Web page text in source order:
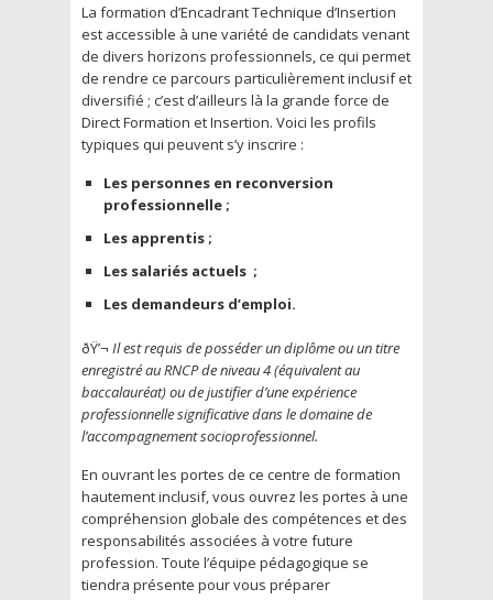
La formation d’Encadrant Technique d’Insertion
est accessible à une variété de candidats venant
de divers horizons professionnels, ce qui permet
de rendre ce parcours particulièrement inclusif et
diversifié ; c’est d’ailleurs là la grande force de
Direct Formation et Insertion. Voici les profils
typiques qui peuvent s’y inscrire :
Les personnes en reconversion
professionnelle ;
Les apprentis ;
Les salariés actuels ;
Les demandeurs d’emploi.
ðŸ’¬ Il est requis de posséder un diplôme ou un titre
enregistré au RNCP de niveau 4 (équivalent au
baccalauréat) ou de justifier d’une expérience
professionnelle significative dans le domaine de
l’accompagnement socioprofessionnel.
En ouvrant les portes de ce centre de formation
hautement inclusif, vous ouvrez les portes à une
compréhension globale des compétences et des
responsabilités associées à votre future
profession. Toute l’équipe pédagogique se
tiendra présente pour vous préparer